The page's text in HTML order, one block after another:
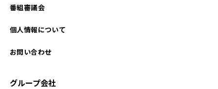
番組審議会
個人情報について
お問い合わせ
グループ会社